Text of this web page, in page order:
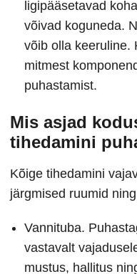
ligipääsetavad
võivad koguneda.
võib olla keeruline.
mitmest
puhastamist.
Mis asjad
tihedamini
Kõige tihedamini
järgmised ruumid
Vannituba.
vastavalt
mustus, hallitus